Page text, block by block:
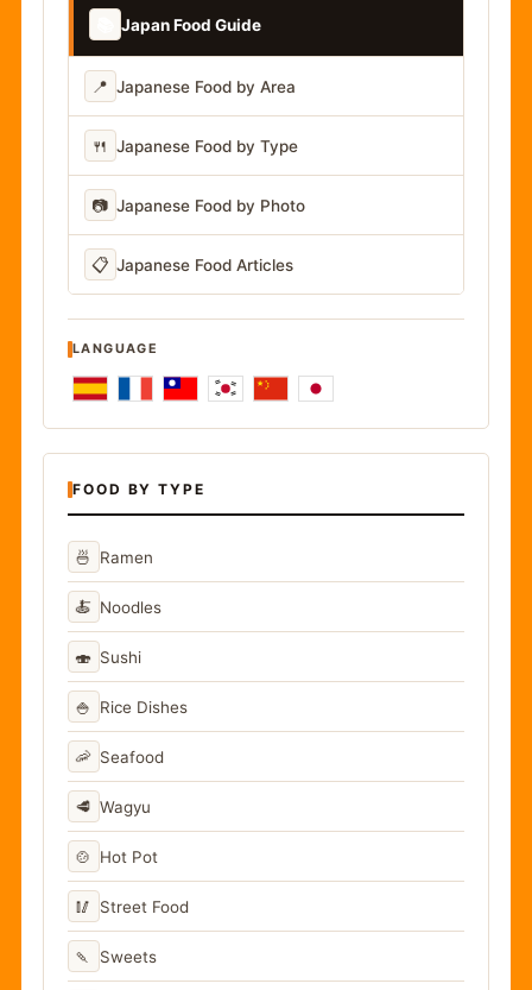
Japan Food Guide
📍 Japanese Food by Area
🍴 Japanese Food by Type
📷 Japanese Food by Photo
📋 Japanese Food Articles
LANGUAGE
FOOD BY TYPE
🍜 Ramen
🍝 Noodles
🍣 Sushi
🍚 Rice Dishes
🦐 Seafood
🥩 Wagyu
🍲 Hot Pot
🥢 Street Food
🍡 Sweets